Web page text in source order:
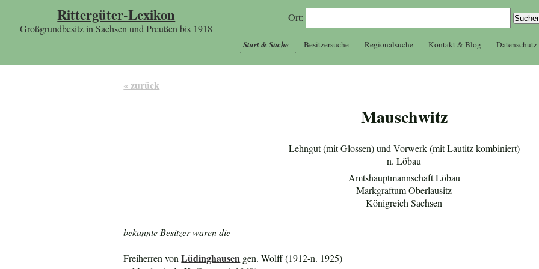
Rittergüter-Lexikon
Großgrundbesitz in Sachsen und Preußen bis 1918
Ort:
Start & Suche Besitzersuche Regionalsuche Kontakt & Blog Datenschutz
« zurück
Mauschwitz
Lehngut (mit Glossen) und Vorwerk (mit Lautitz kombiniert)
n. Löbau
Amtshauptmannschaft Löbau
Markgraftum Oberlausitz
Königreich Sachsen
bekannte Besitzer waren die
Freiherren vonLüdinghausen gen. Wolff (1912-n. 1925)